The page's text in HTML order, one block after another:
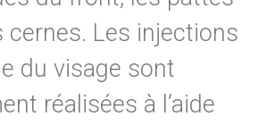
cernes. Les injections
du visage sont
réalisées à l’aide